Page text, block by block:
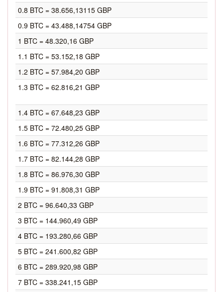
0.8 BTC = 38.656,13115 GBP
0.9 BTC = 43.488,14754 GBP
1 BTC = 48.320,16 GBP
1.1 BTC = 53.152,18 GBP
1.2 BTC = 57.984,20 GBP
1.3 BTC = 62.816,21 GBP
1.4 BTC = 67.648,23 GBP
1.5 BTC = 72.480,25 GBP
1.6 BTC = 77.312,26 GBP
1.7 BTC = 82.144,28 GBP
1.8 BTC = 86.976,30 GBP
1.9 BTC = 91.808,31 GBP
2 BTC = 96.640,33 GBP
3 BTC = 144.960,49 GBP
4 BTC = 193.280,66 GBP
5 BTC = 241.600,82 GBP
6 BTC = 289.920,98 GBP
7 BTC = 338.241,15 GBP